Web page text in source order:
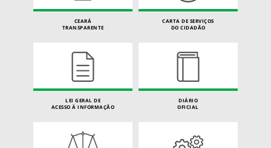
CEARÁ
TRANSPARENTE
CARTA DE SERVIÇOS
DO CIDADÃO
LEI GERAL DE
ACESSO À INFORMAÇÃO
DIÁRIO
OFICIAL